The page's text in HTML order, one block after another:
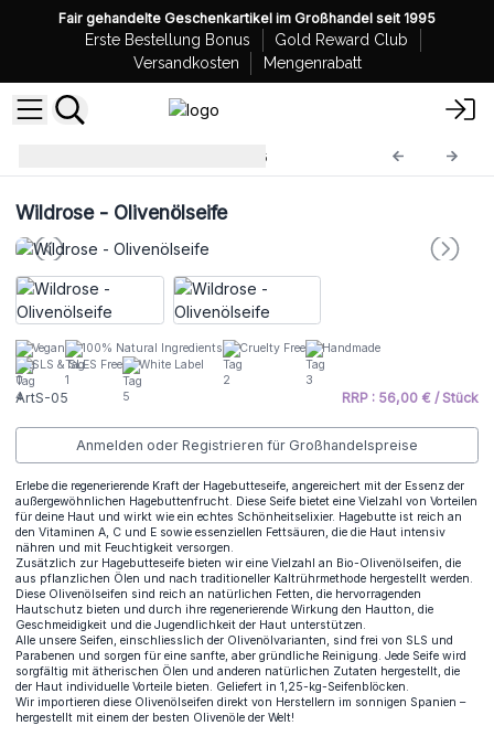
Fair gehandelte Geschenkartikel im Großhandel seit 1995
Erste Bestellung Bonus
Gold Reward Club
Versandkosten
Mengenrabatt
ArtS-05
Wildrose - Olivenölseife
Vegan 100% Natural Ingredients Cruelty Free
Handmade
SLS & SLES Free
White Label
ArtS-05 RRP : 56,00 € / Stück
Anmelden oder Registrieren für Großhandelspreise
Erlebe die regenerierende Kraft der Hagebutteseife, angereichert mit der Essenz der
außergewöhnlichen Hagebuttenfrucht. Diese Seife bietet eine Vielzahl von Vorteilen
für deine Haut und wirkt wie ein echtes Schönheitselixier. Hagebutte ist reich an
den Vitaminen A, C und E sowie essenziellen Fettsäuren, die die Haut intensiv
nähren und mit Feuchtigkeit versorgen.
Zusätzlich zur Hagebutteseife bieten wir eine Vielzahl an Bio-Olivenölseifen, die
aus pflanzlichen Ölen und nach traditioneller Kaltrührmethode hergestellt werden.
Diese Olivenölseifen sind reich an natürlichen Fetten, die hervorragenden
Hautschutz bieten und durch ihre regenerierende Wirkung den Hautton, die
Geschmeidigkeit und die Jugendlichkeit der Haut unterstützen.
Alle unsere Seifen, einschliesslich der Olivenölvarianten, sind frei von SLS und
Parabenen und sorgen für eine sanfte, aber gründliche Reinigung. Jede Seife wird
sorgfältig mit ätherischen Ölen und anderen natürlichen Zutaten hergestellt, die
der Haut individuelle Vorteile bieten. Geliefert in 1,25-kg-Seifenblöcken.
Wir importieren diese Olivenölseifen direkt von Herstellern im sonnigen Spanien –
hergestellt mit einem der besten Olivenöle der Welt!